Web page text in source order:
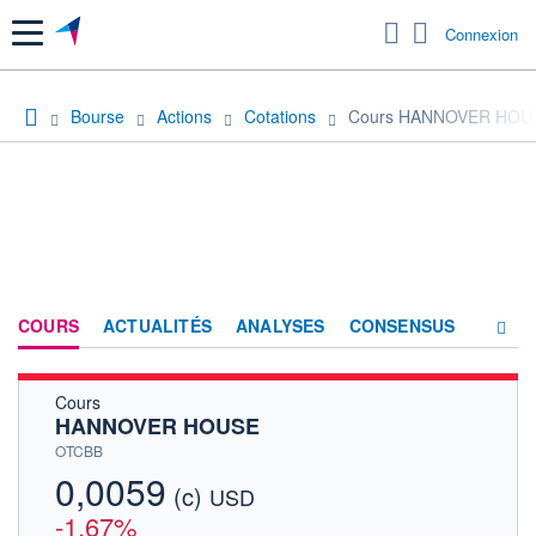
Menu Connexion
Bourse Actions Cotations Cours HANNOVER
COURS ACTUALITÉS ANALYSES CONSENSUS
Cours
HANNOVER HOUSE
OTCBB
0,0059 (c) USD
-1,67%